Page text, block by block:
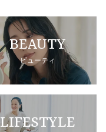
BEAUTY
ビューティ
LIFESTYLE